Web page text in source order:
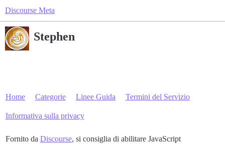
Discourse Meta
Stephen
Home Categorie Linee Guida Termini del Servizio
Informativa sulla privacy
Fornito da Discourse, si consiglia di abilitare JavaScript